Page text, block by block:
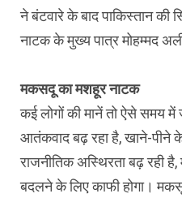
ने बंटवारे के बाद पाकिस्‍तान की
नाटक के मुख्‍य पात्र मोहम्‍मद
मकसदू का मशहूर नाटक
कई लोगों की मानें तो ऐसे समय
आतंकवाद बढ़ रहा है, खाने-पीने
राजनीतिक अस्थिरता बढ़ रही
बदलने के लिए काफी होगा।